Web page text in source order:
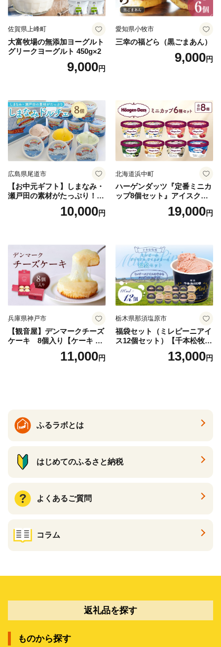
佐賀県上峰町
大富牧場の無添加ヨーグルト
グリークヨーグルト 450g×2
9,000円
愛知県小牧市
三幸の福どら（黒ごまあん）
9,000円
広島県尾道市
【お中元ギフト】しまなみ・
瀬戸田の素材がたっぷり！ジ
10,000円
北海道浜中町
ハーゲンダッツ『定番ミニカ
ップ8個セット』アイスクリ
ーム アイス スイーツ デザー
19,000円
兵庫県神戸市
【観音屋】デンマークチーズ
ケーキ 8個入り【ケーキ チ
ーズケーキ 人気スイーツ お
すすめスイーツ 神戸スイー
11,000円
栃木県那須塩原市
福袋セット（ミレピーニアイ
ス12個セット）【千本松牧
場】 ns025-014-12 【デザー
ト 詰め合わせ ギフト】
13,000円
ふるラボとは
はじめてのふるさと納税
よくあるご質問
コラム
返礼品を探す
ものから探す